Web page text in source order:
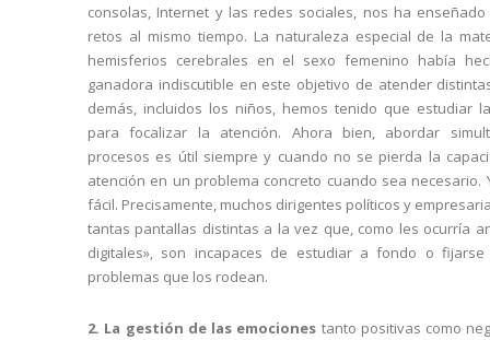
consolas, Internet y las redes sociales, nos ha
retos al mismo tiempo. La naturaleza especial de la
hemisferios cerebrales en el sexo femenino había
ganadora indiscutible en este objetivo de atender
demás, incluidos los niños, hemos tenido que estudiar
para focalizar la atención. Ahora bien, abordar
procesos es útil siempre y cuando no se pierda la
atención en un problema concreto cuando sea necesario.
fácil. Precisamente, muchos dirigentes políticos y
tantas pantallas distintas a la vez que, como les ocurría
digitales», son incapaces de estudiar a fondo o
problemas que los rodean.
2. La gestión de las emociones tanto positivas como